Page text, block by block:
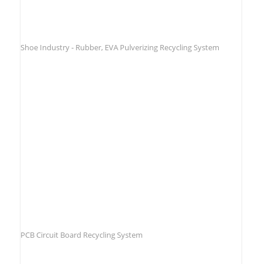
Shoe Industry - Rubber, EVA Pulverizing Recycling System
PCB Circuit Board Recycling System